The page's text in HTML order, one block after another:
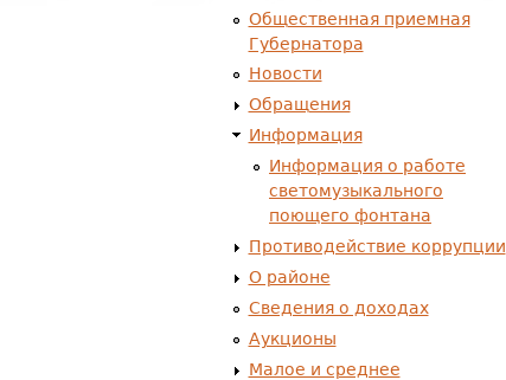
Общественная приемная
Губернатора
Новости
Обращения
Информация
Информация о работе
светомузыкального
поющего фонтана
Противодействие коррупции
О районе
Сведения о доходах
Аукционы
Малое и среднее